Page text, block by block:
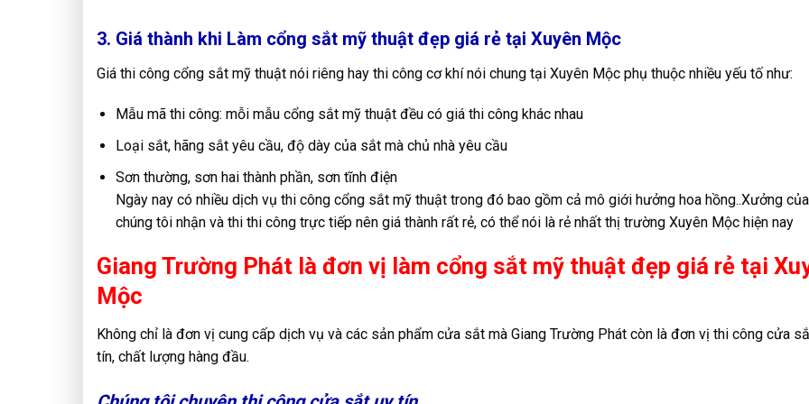
3. Giá thành khi Làm cổng sắt mỹ thuật đẹp giá rẻ tại Xuyên Mộc
Giá thi công cổng sắt mỹ thuật nói riêng hay thi công cơ khí nói chung tại Xuyên Mộc phụ thuộc nhiều yếu tố như:
Mẫu mã thi công: mỗi mẫu cổng sắt mỹ thuật đều có giá thi công khác nhau
Loại sắt, hãng sắt yêu cầu, độ dày của sắt mà chủ nhà yêu cầu
Sơn thường, sơn hai thành phần, sơn tĩnh điện
Ngày nay có nhiều dịch vụ thi công cổng sắt mỹ thuật trong đó bao gồm cả mô giới hưởng hoa hồng..Xưởng của
chúng tôi nhận và thi thi công trực tiếp nên giá thành rất rẻ, có thể nói là rẻ nhất thị trường Xuyên Mộc hiện nay
Giang Trường Phát là đơn vị làm cổng sắt mỹ thuật đẹp giá rẻ tại
Mộc
Không chỉ là đơn vị cung cấp dịch vụ và các sản phẩm cửa sắt mà Giang Trường Phát còn là đơn vị thi công cửa
tín, chất lượng hàng đầu.